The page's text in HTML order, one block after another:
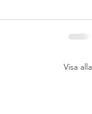
Visa alla